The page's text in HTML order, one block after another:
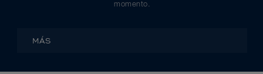
momento.
MÁS